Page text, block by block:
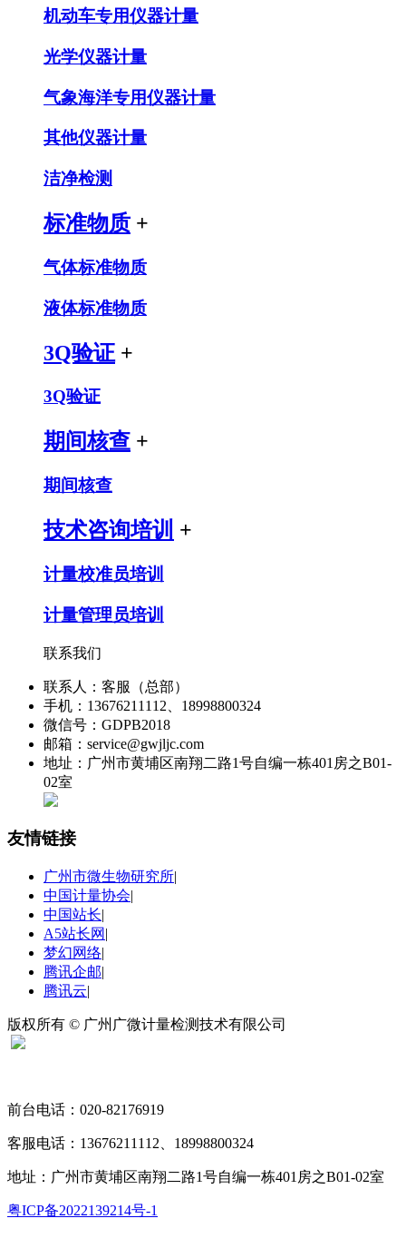
机动车专用仪器计量
光学仪器计量
气象海洋专用仪器计量
其他仪器计量
洁净检测
标准物质 +
气体标准物质
液体标准物质
3Q验证 +
3Q验证
期间核查 +
期间核查
技术咨询培训 +
计量校准员培训
计量管理员培训
联系我们
联系人：客服（总部）
手机：13676211112、18998800324
微信号：GDPB2018
邮箱：service@gwjljc.com
地址：广州市黄埔区南翔二路1号自编一栋401房之B01-
02室
友情链接
广州市微生物研究所|
中国计量协会|
中国站长|
A5站长网 |
梦幻网络|
腾讯企邮|
腾讯云|
版权所有 © 广州广微计量检测技术有限公司
前台电话：020-82176919
客服电话：13676211112、18998800324
地址：广州市黄埔区南翔二路1号自编一栋401房之B01-02室
粤ICP备2022139214号-1